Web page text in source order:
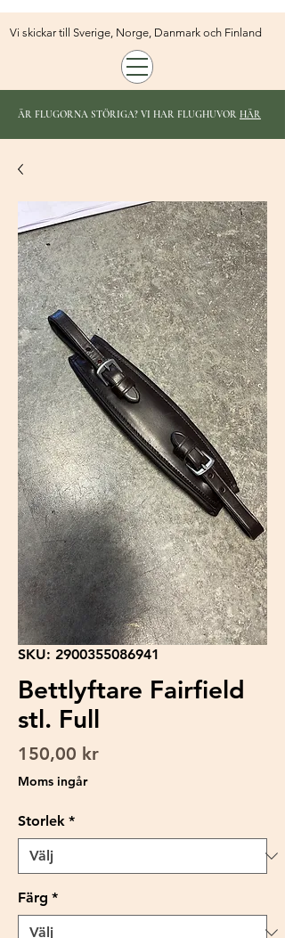
Vi skickar till Sverige, Norge, Danmark och Finland
ÄR FLUGORNA STÖRIGA? VI HAR FLUGHUVOR HÄR
SKU: 2900355086941
Bettlyftare Fairfield
stl. Full
150,00 krPris
Moms ingår
Storlek *
Färg *